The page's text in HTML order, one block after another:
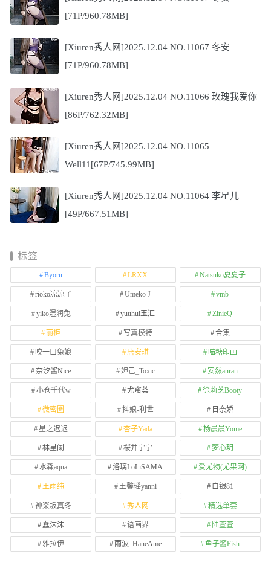
[71P/960.78MB]
[Xiuren秀人网]2025.12.04 NO.11067 冬安
[71P/960.78MB]
[Xiuren秀人网]2025.12.04 NO.11066 玫瑰我爱你
[86P/762.32MB]
[Xiuren秀人网]2025.12.04 NO.11065
Well11[67P/745.99MB]
[Xiuren秀人网]2025.12.04 NO.11064 李星儿
[49P/667.51MB]
标签
Byoru LRXX Natsuko夏夏子
rioko凉凉子 Umeko J vmb
yiko湿润兔 yuuhui玉汇 ZinieQ
丽柜 写真模特 合集
咬一口兔娘 唐安琪 喵糖印画
奈汐酱Nice 妲己_Toxic 安然anran
小仓千代w 尤蜜荟 徐莉芝Booty
微密圈 抖娘-利世 日奈娇
星之迟迟 杏子Yada 杨晨晨Yome
林星阑 桜井宁宁 梦心玥
水淼aqua 洛璃LoLiSAMA 爱尤物(尤果网)
王雨纯 王馨瑶yanni 白银81
神楽坂真冬 秀人网 精选单套
蠢沫沫 语画界 陆萱萱
雅拉伊 雨波_HaneAme 鱼子酱Fish